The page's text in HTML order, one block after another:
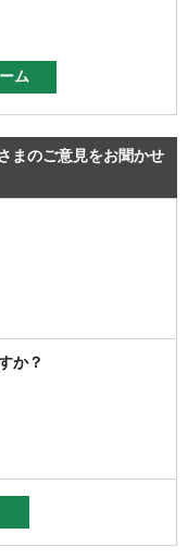
まのご意見をお聞かせ
か？